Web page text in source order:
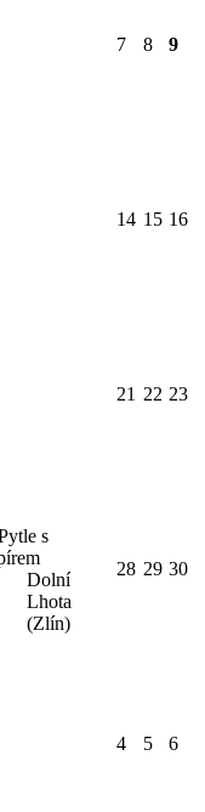
7 8 9
14 15 16
21 22 23
s
Dolní
Lhota
(Zlín)
28 29 30
4 5 6